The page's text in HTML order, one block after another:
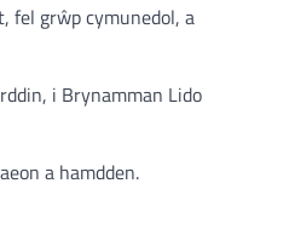
fel grŵp cymunedol, a
i Brynamman Lido
a hamdden.